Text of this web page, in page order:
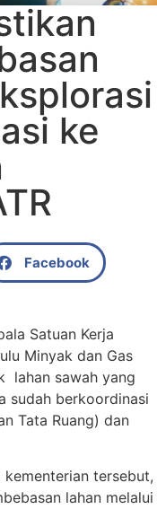
ke
Facebook
Satuan Kerja
Minyak dan Gas
lahan sawah yang
sudah berkoordinasi
Tata Ruang) dan
tersebut,
lahan melalui